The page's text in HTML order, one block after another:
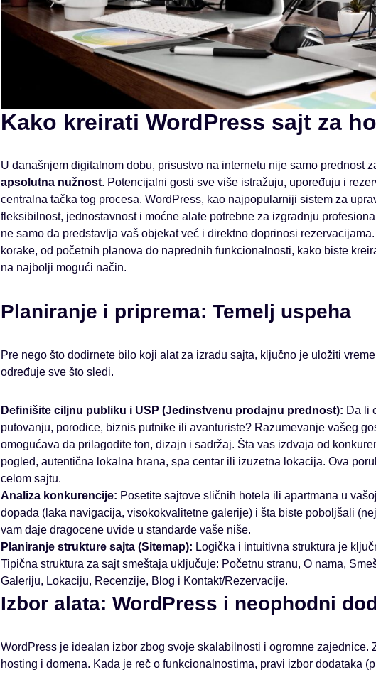
Kako kreirati WordPress sajt za
U današnjem digitalnom dobu, prisustvo na internetu nije samo prednost
apsolutna nužnost. Potencijalni gosti sve više istražuju, upoređuju i
centralna tačka tog procesa. WordPress, kao najpopularniji sistem za
fleksibilnost, jednostavnost i moćne alate potrebne za izgradnju
ne samo da predstavlja vaš objekat već i direktno doprinosi
korake, od početnih planova do naprednih funkcionalnosti, kako biste
na najbolji mogući način.
Planiranje i priprema: Temelj uspeha
Pre nego što dodirnete bilo koji alat za izradu sajta, ključno je uložiti
određuje sve što sledi.
Definišite ciljnu publiku i USP (Jedinstvenu prodajnu prednost): Da li
putovanju, porodice, biznis putnike ili avanturiste? Razumevanje vašeg
omogućava da prilagodite ton, dizajn i sadržaj. Šta vas izdvaja od
pogled, autentična lokalna hrana, spa centar ili izuzetna lokacija. Ova
celom sajtu.
Analiza konkurencije: Posetite sajtove sličnih hotela ili apartmana u
dopada (laka navigacija, visokokvalitetne galerije) i šta biste poboljšali
vam daje dragocene uvide u standarde vaše niše.
Planiranje strukture sajta (Sitemap): Logička i intuitivna struktura je
Tipična struktura za sajt smeštaja uključuje: Početnu stranu, O nama,
Galeriju, Lokaciju, Recenzije, Blog i Kontakt/Rezervacije.
Izbor alata: WordPress i neophodni
WordPress je idealan izbor zbog svoje skalabilnosti i ogromne zajednice.
hosting i domena. Kada je reč o funkcionalnostima, pravi izbor dodataka